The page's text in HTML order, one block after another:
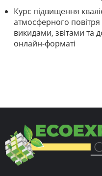
Курс підвищення
атмосферного
викидами, звітами та
онлайн-форматі